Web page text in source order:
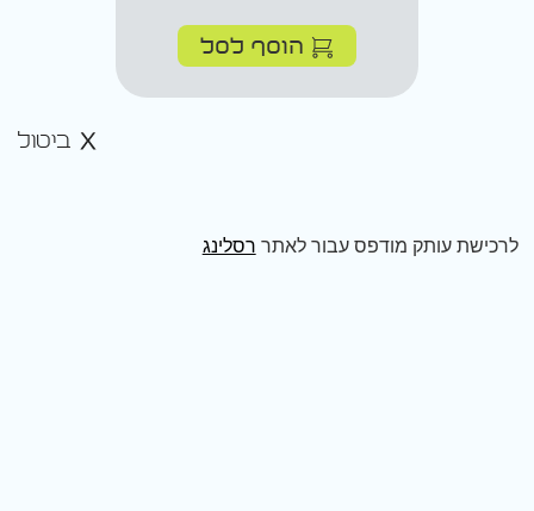
הוסף לסל
ביטול
לרכישת עותק מודפס עבור לאתר רסלינג